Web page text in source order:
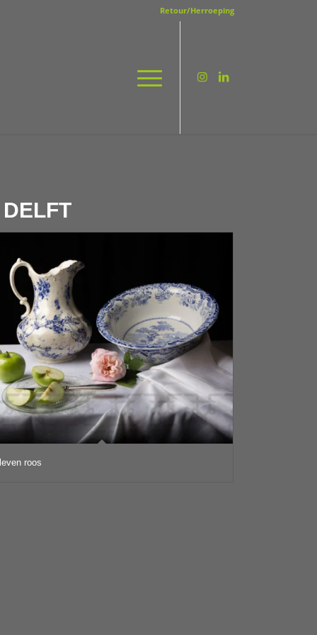
Retour/Herroeping
roos